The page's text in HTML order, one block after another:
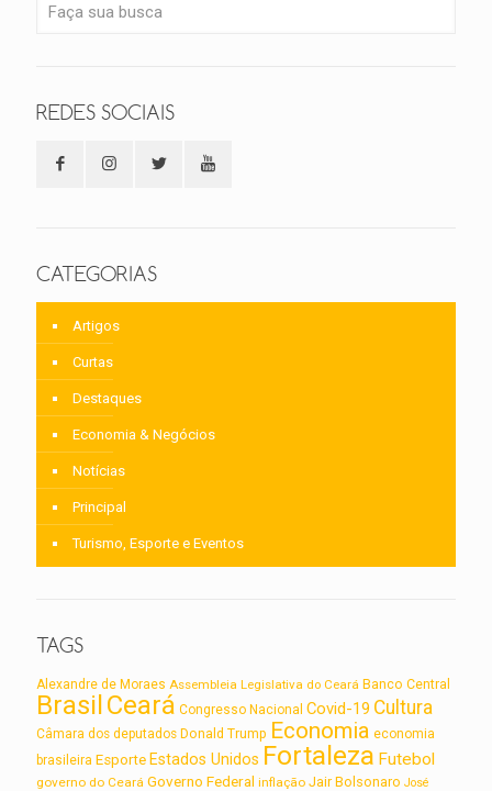
REDES SOCIAIS
CATEGORIAS
Artigos
Curtas
Destaques
Economia & Negócios
Notícias
Principal
Turismo, Esporte e Eventos
TAGS
Alexandre de Moraes Assembleia Legislativa do Ceará Banco Central
BrasilCeará Congresso Nacional Covid-19 Cultura
Câmara dos deputados Donald Trump Economia economia
brasileira Esporte Estados Unidos Fortaleza Futebol
governo do Ceará Governo Federal inflação Jair Bolsonaro José